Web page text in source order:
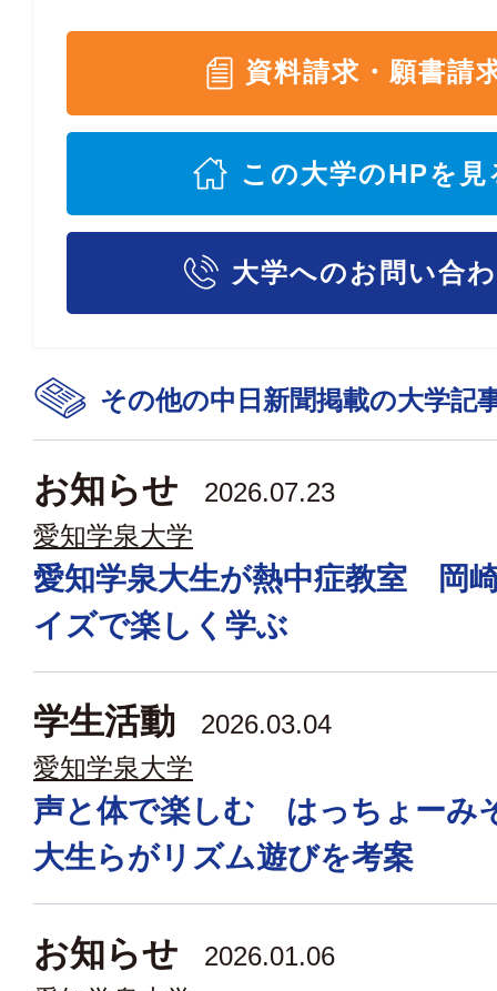
資料請求・願書請
この大学のHPを見
大学へのお問い合
その他の中日新聞掲載の大学記
お知らせ
2026.07.23
愛知学泉大学
愛知学泉大生が熱中症教室 岡
イズで楽しく学ぶ
学生活動
2026.03.04
愛知学泉大学
声と体で楽しむ はっちょーみ
大生らがリズム遊びを考案
お知らせ
2026.01.06